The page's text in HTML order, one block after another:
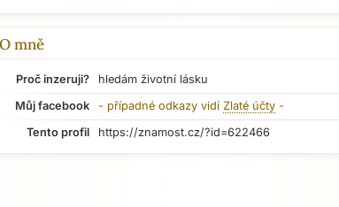
O mně
Proč inzeruji?
hledám životní lásku
Můj facebook
- případné odkazy vidí Zlaté účty -
Tento profil
https://znamost.cz/?id=622466